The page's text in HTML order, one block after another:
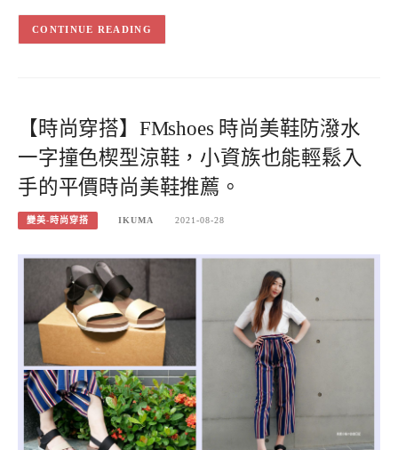
CONTINUE READING
【時尚穿搭】FMshoes 時尚美鞋防潑水
一字撞色楔型涼鞋，小資族也能輕鬆入
手的平價時尚美鞋推薦。
變美-時尚穿搭 IKUMA 2021-08-28